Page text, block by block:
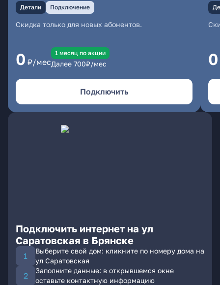
Детали Подключение
Скидка только для новых абонентов.
0 ₽/мес
1 месяц по акции
Далее 700₽/мес
Подключить
0
Подключить интернет на ул
Саратовская в Брянске
Выберите свой дом: кликните по номеру дома на
ул Саратовская
Заполните данные: в открывшемся окне
оставьте контактную информацию